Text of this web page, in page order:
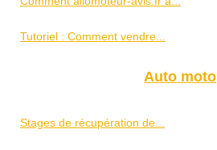
Tutoriel : Comment vendre...
Auto moto
Stages de récupération de...